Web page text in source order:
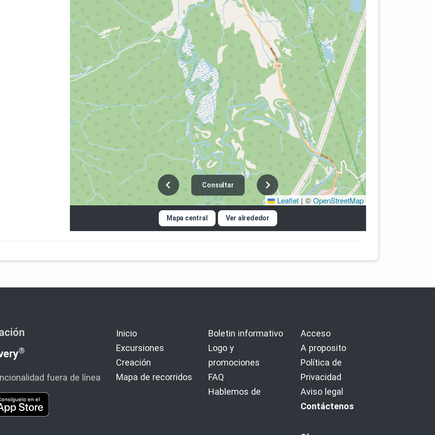
vous sera partagée sur demande. Pour y
de développement en patrimoine immobilier à la
mrc-fjord.qc.ca/nous-joindre/
Leaflet | © OpenStreetMap
Consultar
Mapa central Ver alrededor
®
fuera de línea
Inicio
Excursiones
Creación
Mapa de recorridos
Boletin informativo
Logo y
promociones
FAQ
Hablemos de
Acceso
A proposito
Política de
Privacidad
Aviso legal
Contáctenos